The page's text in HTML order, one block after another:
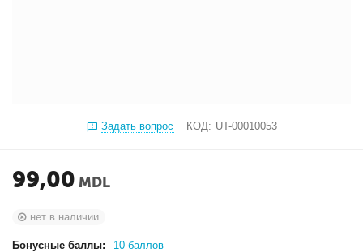
Задать вопрос КОД: UT-00010053
99,00 MDL
нет в наличии
Бонусные баллы: 10 баллов